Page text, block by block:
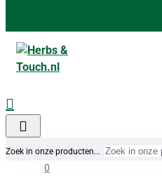
Zoek in onze producten...
0